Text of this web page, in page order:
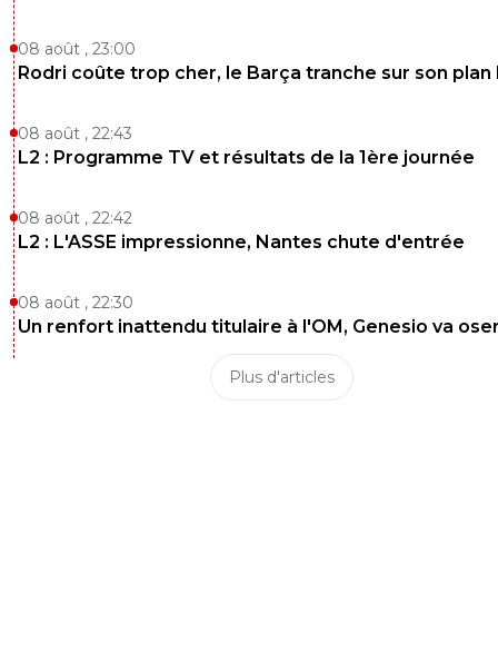
08 août , 23:00
Rodri coûte trop cher, le Barça tranche sur son plan
08 août , 22:43
L2 : Programme TV et résultats de la 1ère journée
08 août , 22:42
L2 : L'ASSE impressionne, Nantes chute d'entrée
08 août , 22:30
Un renfort inattendu titulaire à l'OM, Genesio va
Plus d'articles